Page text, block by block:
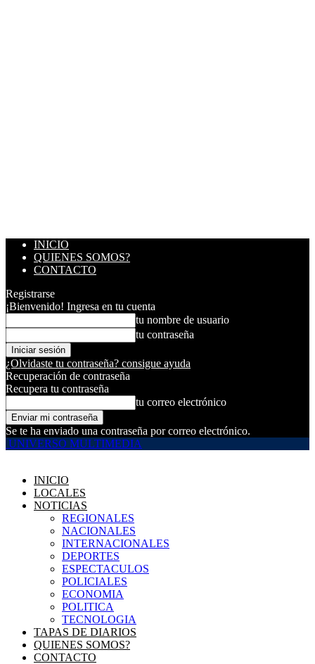
INICIO
QUIENES SOMOS?
CONTACTO
Registrarse
¡Bienvenido! Ingresa en tu cuenta
tu nombre de usuario
tu contraseña
¿Olvidaste tu contraseña? consigue ayuda
Recuperación de contraseña
Recupera tu contraseña
tu correo electrónico
Se te ha enviado una contraseña por correo electrónico.
UNIVERSO MULTIMEDIA
INICIO
LOCALES
NOTICIAS
REGIONALES
NACIONALES
INTERNACIONALES
DEPORTES
ESPECTACULOS
POLICIALES
ECONOMIA
POLITICA
TECNOLOGIA
TAPAS DE DIARIOS
QUIENES SOMOS?
CONTACTO